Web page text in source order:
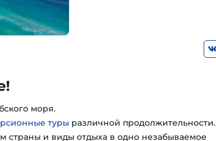
моря.
туры различной продолжительности.
страны и виды отдыха в одно незабываемое